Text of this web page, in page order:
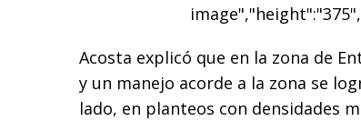
Acosta explicó que en la zona de
y un manejo acorde a la zona se
lado, en planteos con densidades